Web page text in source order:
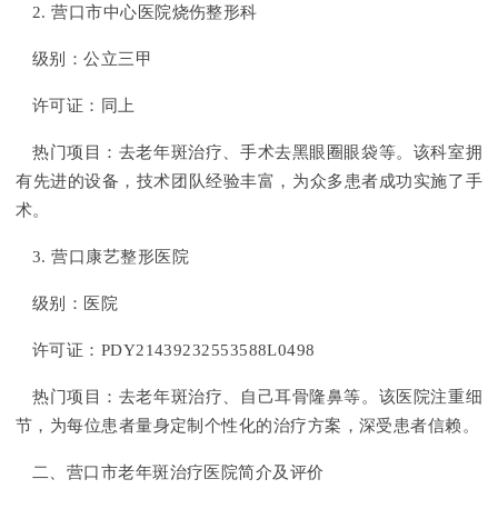
2. 营口市中心医院烧伤整形科
级别：公立三甲
许可证：同上
热门项目：去老年斑治疗、手术去黑眼圈眼袋等。该科室拥
有先进的设备，技术团队经验丰富，为众多患者成功实施了手
术。
3. 营口康艺整形医院
级别：医院
许可证：PDY21439232553588L0498
热门项目：去老年斑治疗、自己耳骨隆鼻等。该医院注重细
节，为每位患者量身定制个性化的治疗方案，深受患者信赖。
二、营口市老年斑治疗医院简介及评价